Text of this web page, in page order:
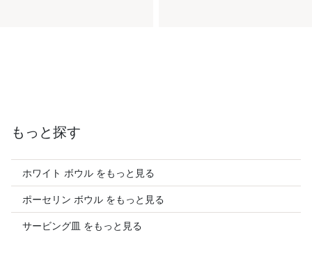
もっと探す
ホワイト ボウル をもっと見る
ポーセリン ボウル をもっと見る
サービング皿 をもっと見る